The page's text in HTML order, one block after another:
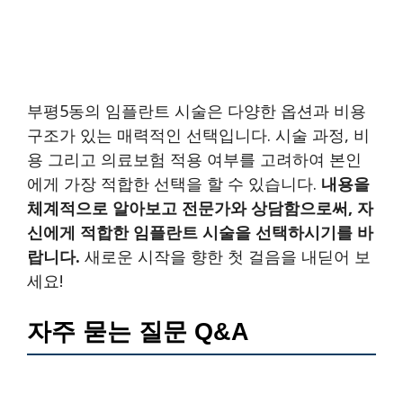
부평5동의 임플란트 시술은 다양한 옵션과 비용
구조가 있는 매력적인 선택입니다. 시술 과정, 비
용 그리고 의료보험 적용 여부를 고려하여 본인
에게 가장 적합한 선택을 할 수 있습니다. 내용을
체계적으로 알아보고 전문가와 상담함으로써, 자
신에게 적합한 임플란트 시술을 선택하시기를 바
랍니다. 새로운 시작을 향한 첫 걸음을 내딛어 보
세요!
자주 묻는 질문 Q&A